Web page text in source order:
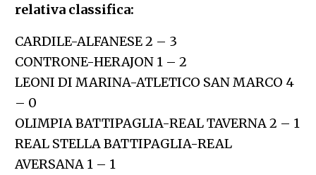
relativa classifica:
CARDILE-ALFANESE 2 – 3
CONTRONE-HERAJON 1 – 2
LEONI DI MARINA-ATLETICO SAN MARCO 4
– 0
OLIMPIA BATTIPAGLIA-REAL TAVERNA 2 – 1
REAL STELLA BATTIPAGLIA-REAL
AVERSANA 1 – 1